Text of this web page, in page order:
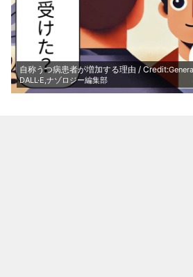
自称うつ病患者が増加する理由 / Credit:
DALL·E,ナゾロジー編集部